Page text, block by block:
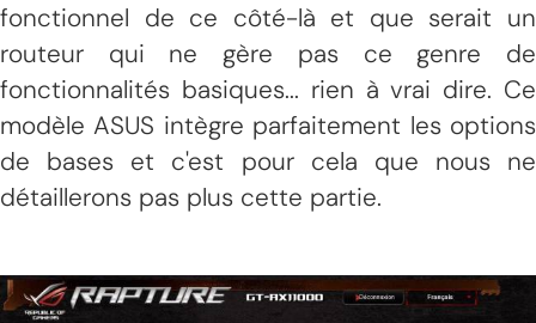
fonctionnel de ce côté-là et que serait un
routeur qui ne gère pas ce genre de
fonctionnalités basiques... rien à vrai dire. Ce
modèle ASUS intègre parfaitement les options
de bases et c'est pour cela que nous ne
détaillerons pas plus cette partie.